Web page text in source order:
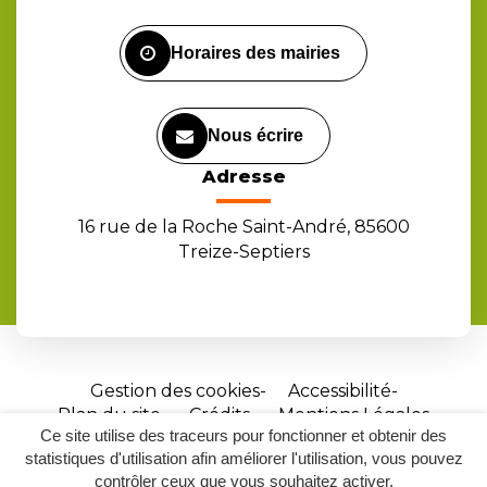
Ce site utilise des traceurs pour fonctionner et obtenir des
statistiques d'utilisation afin améliorer l'utilisation, vous pouvez
contrôler ceux que vous souhaitez activer.
Horaires des mairies
Nous écrire
Adresse
16 rue de la Roche Saint-André, 85600
Treize-Septiers
Gestion des cookies
Accessibilité
Plan du site
Crédits
Mentions Légales
Site
réalisé